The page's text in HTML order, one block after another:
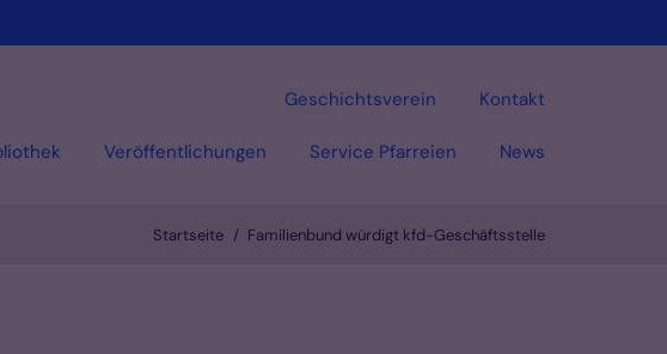
Veröffentlichungen Service Pfarreien News
Geschichtsverein Kontakt
Startseite Familienbund würdigt kfd-Geschäftsstelle